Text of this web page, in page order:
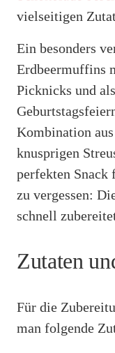
vielseitigen
Ein besonders
Erdbeermuffins
Picknicks und
Kombination
knusprigen
perfekten
zu vergessen:
schnell
Zutaten
Für die
man folgende